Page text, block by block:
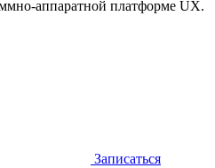
аппаратной платформе UX.
Записаться